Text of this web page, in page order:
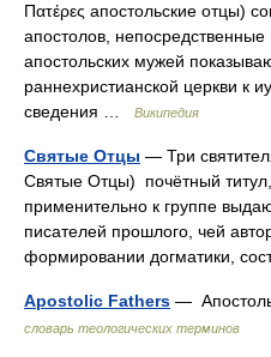
Πατέρες апостольские отцы)
апостолов,
апостольских мужей
раннехристианской церкви к
сведения …
Википедия
Святые Отцы — Три
Святые Отцы) почётный
применительно к группе
писателей прошлого, чей
формировании догматики,
Apostolic Fathers —
словарь теологических терминов